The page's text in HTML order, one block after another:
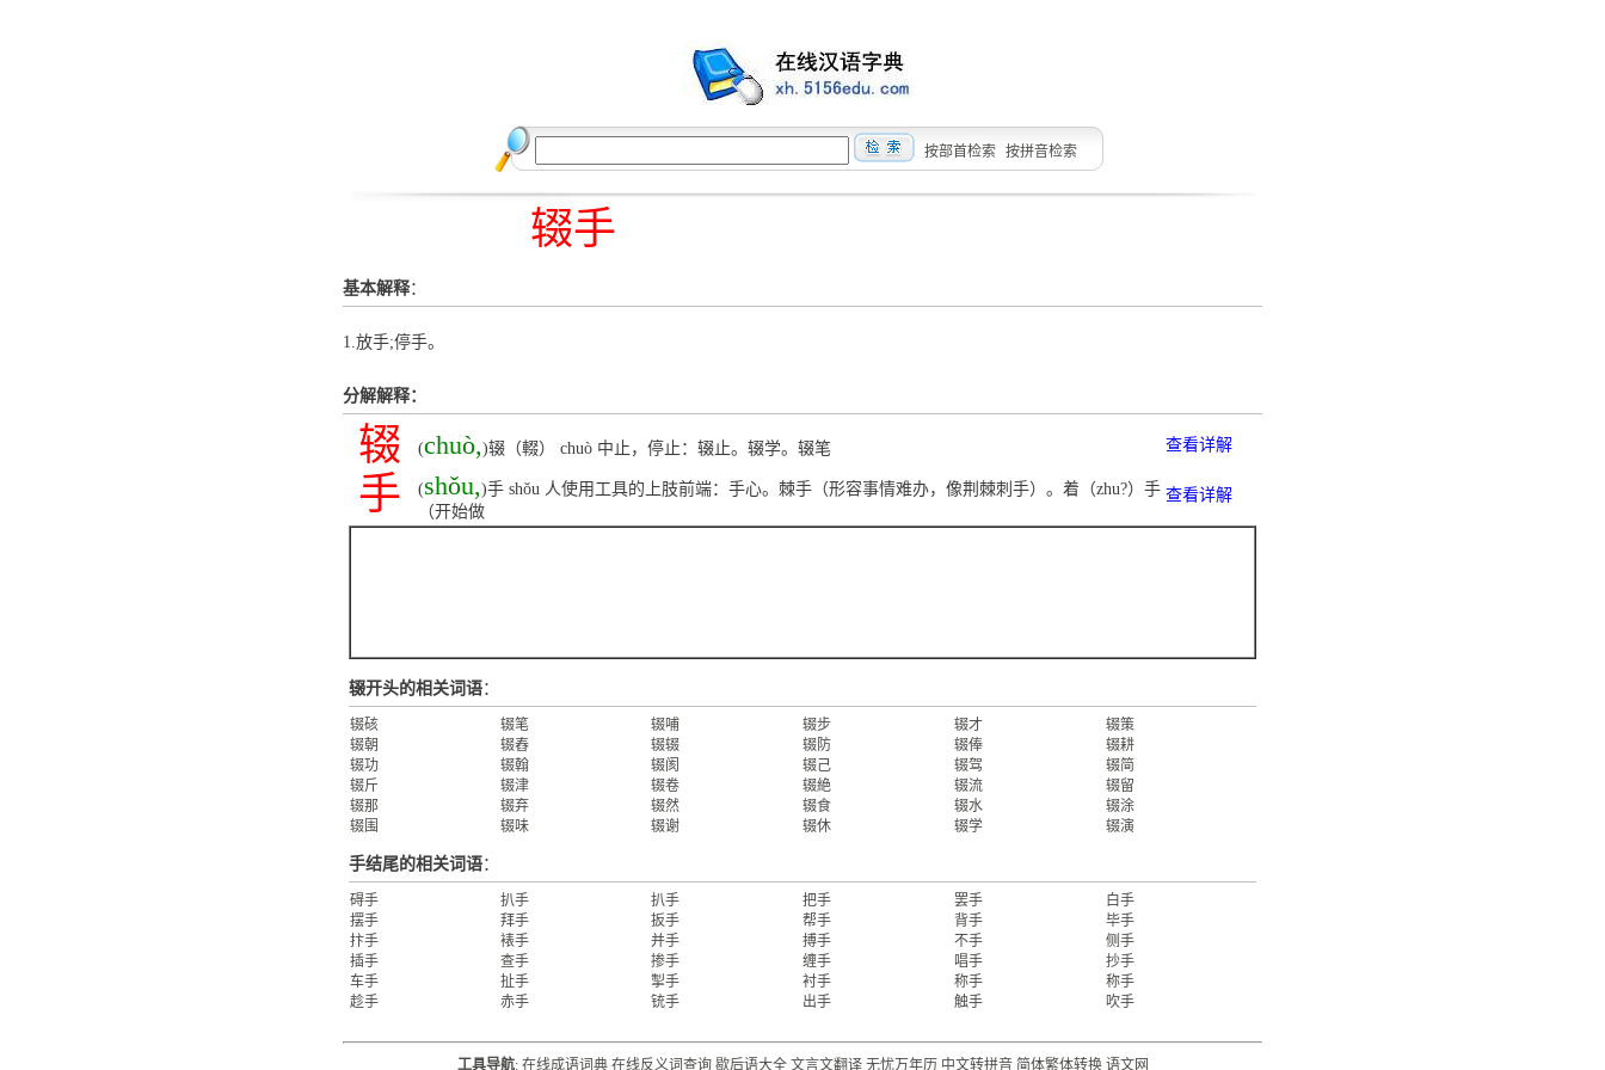
按部首检索 按拼音检索
辍手
基本解释：
1.放手;停手。
分解解释：
辍 (chuò,)辍（輟） chuò 中止，停止：辍止。辍学。辍笔 查看详解
手 (shǒu,)手 shǒu 人使用工具的上肢前端：手心。棘手（形容事情难办，像荆棘刺手）。着（zhu?）手
（开始做
查看详解
辍开头的相关词语：
辍硋 辍笔 辍哺 辍步 辍才
辍策
辍朝
辍舂 辍辍 辍防 辍俸
辍耕
辍功
辍翰 辍阂 辍己 辍驾
辍简
辍斤
辍津 辍卷 辍絶 辍流
辍留
辍那
辍弃 辍然 辍食 辍水
辍涂
辍围
辍味 辍谢 辍休 辍学 辍演
手结尾的相关词语：
碍手 扒手 扒手 把手 罢手
白手
摆手
拜手 扳手 帮手 背手
毕手
抃手
裱手 并手 搏手 不手
侧手
插手
查手 掺手 缠手 唱手
抄手
车手
扯手 掣手 衬手 称手
称手
趁手
赤手 铳手 出手 触手 吹手
工具导航: 在线成语词典 在线反义词查询 歇后语大全 文言文翻译 无忧万年历 中文转拼音 简体繁体转换 语文网